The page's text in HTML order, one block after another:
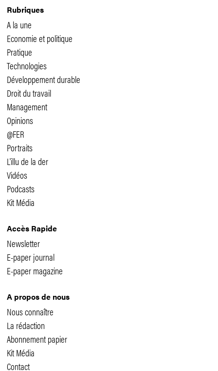
Rubriques
A la une
Economie et politique
Pratique
Technologies
Développement durable
Droit du travail
Management
Opinions
@FER
Portraits
L'illu de la der
Vidéos
Podcasts
Kit Média
Accès Rapide
Newsletter
E-paper journal
E-paper magazine
A propos de nous
Nous connaître
La rédaction
Abonnement papier
Kit Média
Contact